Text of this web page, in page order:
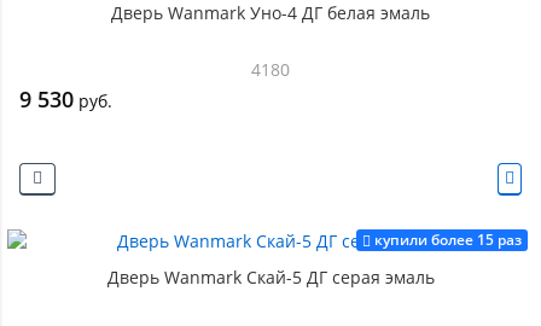
Дверь Wanmark Уно-4 ДГ белая эмаль
4180
9 530 руб.
купили более 15 раз
Дверь Wanmark Скай-5 ДГ серая эмаль